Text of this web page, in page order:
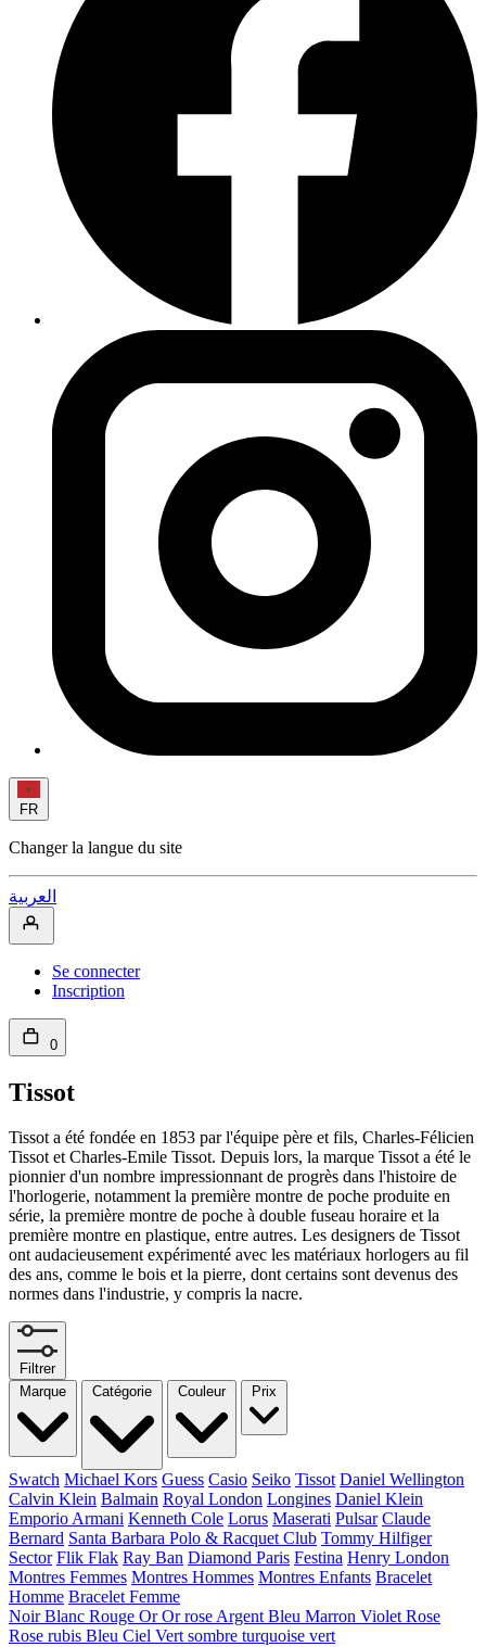
FR
Changer la langue du site
العربية
Se connecter
Inscription
0
Tissot
Tissot a été fondée en 1853 par l'équipe père et fils, Charles-Félicien
Tissot et Charles-Emile Tissot. Depuis lors, la marque Tissot a été le
pionnier d'un nombre impressionnant de progrès dans l'histoire de
l'horlogerie, notamment la première montre de poche produite en
série, la première montre de poche à double fuseau horaire et la
première montre en plastique, entre autres. Les designers de Tissot
ont audacieusement expérimenté avec les matériaux horlogers au fil
des ans, comme le bois et la pierre, dont certains sont devenus des
normes dans l'industrie, y compris la nacre.
Filtrer
Marque
Catégorie Couleur Prix
Swatch Michael Kors Guess Casio Seiko Tissot Daniel Wellington
Calvin Klein Balmain Royal London Longines Daniel Klein
Emporio Armani Kenneth Cole Lorus Maserati Pulsar Claude
Bernard Santa Barbara Polo & Racquet Club Tommy Hilfiger
Sector Flik Flak Ray Ban Diamond Paris Festina Henry London
Montres Femmes Montres Hommes Montres Enfants Bracelet
Homme Bracelet Femme
Noir Blanc Rouge Or Or rose Argent Bleu Marron Violet Rose
Rose rubis Bleu Ciel Vert sombre turquoise vert